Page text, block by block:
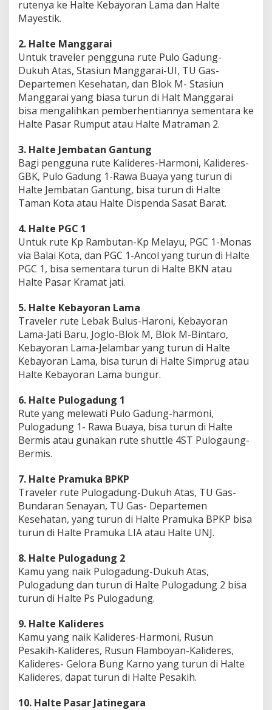
e
a
r
a
rutenya ke Halte Kebayoran Lama dan Halte
Mayestik.
2. Halte Manggarai
Untuk traveler pengguna rute Pulo Gadung-
Dukuh Atas, Stasiun Manggarai-UI, TU Gas-
Departemen Kesehatan, dan Blok M- Stasiun
Manggarai yang biasa turun di Halt Manggarai
bisa mengalihkan pemberhentiannya sementara ke
Halte Pasar Rumput atau Halte Matraman 2.
3. Halte Jembatan Gantung
Bagi pengguna rute Kalideres-Harmoni, Kalideres-
GBK, Pulo Gadung 1-Rawa Buaya yang turun di
Halte Jembatan Gantung, bisa turun di Halte
Taman Kota atau Halte Dispenda Sasat Barat.
4. Halte PGC 1
Untuk rute Kp Rambutan-Kp Melayu, PGC 1-Monas
via Balai Kota, dan PGC 1-Ancol yang turun di Halte
PGC 1, bisa sementara turun di Halte BKN atau
Halte Pasar Kramat jati.
5. Halte Kebayoran Lama
Traveler rute Lebak Bulus-Haroni, Kebayoran
Lama-Jati Baru, Joglo-Blok M, Blok M-Bintaro,
Kebayoran Lama-Jelambar yang turun di Halte
Kebayoran Lama, bisa turun di Halte Simprug atau
Halte Kebayoran Lama bungur.
6. Halte Pulogadung 1
Rute yang melewati Pulo Gadung-harmoni,
Pulogadung 1- Rawa Buaya, bisa turun di Halte
Bermis atau gunakan rute shuttle 4ST Pulogaung-
Bermis.
7. Halte Pramuka BPKP
Traveler rute Pulogadung-Dukuh Atas, TU Gas-
Bundaran Senayan, TU Gas- Departemen
Kesehatan, yang turun di Halte Pramuka BPKP bisa
turun di Halte Pramuka LIA atau Halte UNJ.
8. Halte Pulogadung 2
Kamu yang naik Pulogadung-Dukuh Atas,
Pulogadung dan turun di Halte Pulogadung 2 bisa
turun di Halte Ps Pulogadung.
9. Halte Kalideres
Kamu yang naik Kalideres-Harmoni, Rusun
Pesakih-Kalideres, Rusun Flamboyan-Kalideres,
Kalideres- Gelora Bung Karno yang turun di Halte
Kalideres, dapat turun di Halte Pesakih.
10. Halte Pasar Jatinegara